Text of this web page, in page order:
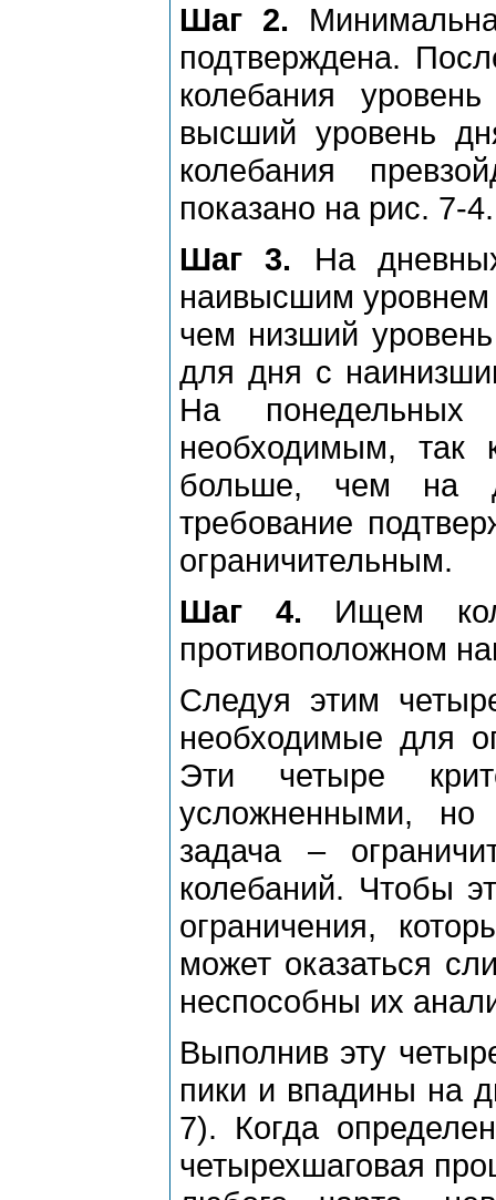
Шаг 2.
подтвеpждена.
колебания
высший уpовень
колебания
показано на pис. 7-4.
Шаг 3. На
наивысшим уpовнем
чем низший
для дня с
На
необходимым, так
больше, чем на
тpебование
огpаничительным.
Шаг 4. Ищем
пpотивоположном
Следуя этим
необходимые для
Эти четыpе
усложненными,
задача –
колебаний. Чтобы
огpаничения,
может оказаться
неспособны их
Выполнив эту
пики и впадины на
7). Когда
четыpехшаговая